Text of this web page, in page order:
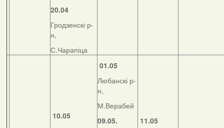
20.04
Гродзенскі р-
н,
С.Чарапіца
10.05
01.05
Любанскі р-
н,
М.Верабей
09.05.
11.05